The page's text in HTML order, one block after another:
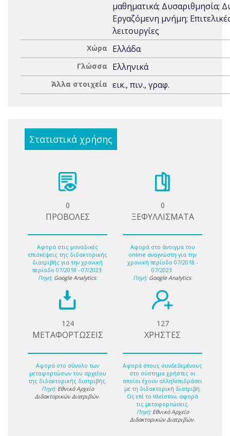
μαθηματικά; Δυσαριθμησία;
Εργαζόμενη μνήμη;
λειτουργίες
Χώρα Ελλάδα
Γλώσσα Ελληνικά
Άλλα στοιχεία εικ., πιν., γραφ.
Στατιστικά χρήσης
0
ΠΡΟΒΟΛΕΣ
Αφορά στις μοναδικές
επισκέψεις της διδακτορικής
διατριβής για την χρονική
περίοδο 07/2018 - 07/2023.
Πηγή: Google Analytics.
0
ΞΕΦΥΛΛΙΣΜΑΤΑ
Αφορά στο άνοιγμα του
online αναγνώστη για την
χρονική περίοδο 07/2018 -
07/2023.
Πηγή: Google Analytics.
124
ΜΕΤΑΦΟΡΤΩΣΕΙΣ
Αφορά στο σύνολο των
μεταφορτώσων του αρχείου
της διδακτορικής διατριβής.
Πηγή: Εθνικό Αρχείο
Διδακτορικών Διατριβών.
127
ΧΡΗΣΤΕΣ
Αφορά στους συνδεδεμένους
στο σύστημα χρήστες οι
οποίοι έχουν αλληλεπιδράσει
με τη διδακτορική διατριβή.
Ως επί το πλείστον, αφορά
τις μεταφορτώσεις.
Πηγή: Εθνικό Αρχείο
Διδακτορικών Διατριβών.